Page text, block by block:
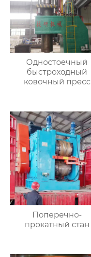
Одностоечный
быстроходный
ковочный пресс
Поперечно-
прокатный стан